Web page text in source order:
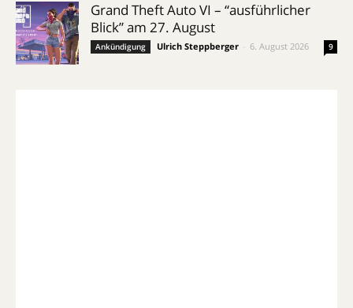
Grand Theft Auto VI – “ausführlicher
Blick” am 27. August
Ankündigung Ulrich Steppberger 6. August 2026 9